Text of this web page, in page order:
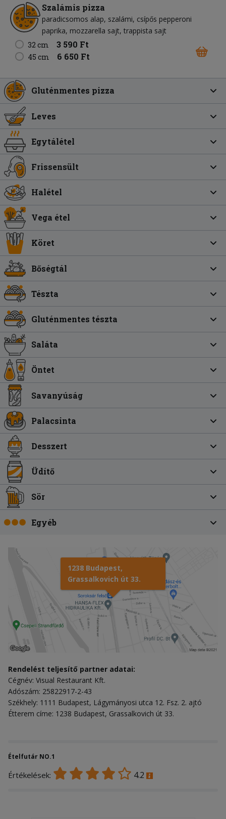
Szalámis pizza
paradicsomos alap szalámi csípős pepperoni
paprika mozzarella sajt trappista sajt
32 cm
3 590 Ft
45 cm 6 650 Ft
Gluténmentes pizza
Leves
Egytálétel
Frissensült
Halétel
Vega étel
Köret
Bőségtál
Tészta
Gluténmentes tészta
Saláta
Öntet
Savanyúság
Palacsinta
Desszert
Üdítő
Sör
Egyéb
1238 Budapest,
Grassalkovich út 33.
Rendelést teljesítő partner adatai:
Cégnév: Visual Restaurant Kft.
Adószám: 25822917-2-43
Székhely: 1111 Budapest, Lágymányosi utca 12. Fsz. 2. ajtó
Étterem címe: 1238 Budapest, Grassalkovich út 33.
Ételfutár NO.1
Értékelések: 4.2